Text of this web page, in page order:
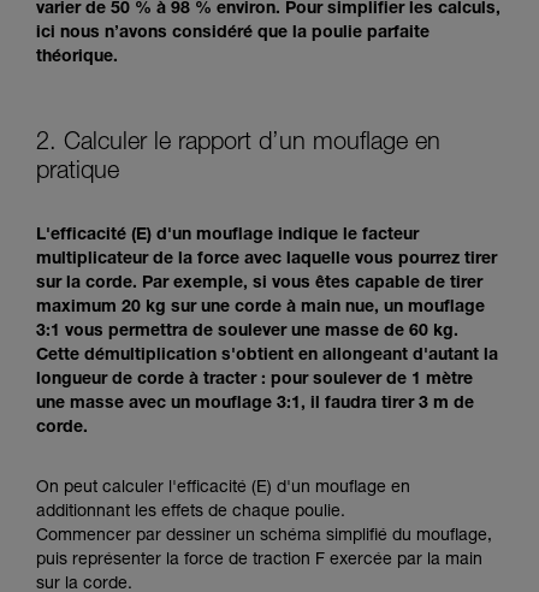
varier de 50 % à 98 % environ. Pour simplifier les calculs,
ici nous n’avons considéré que la poulie parfaite
théorique.
2. Calculer le rapport d’un mouflage en
pratique
L'efficacité (E) d'un mouflage indique le facteur
multiplicateur de la force avec laquelle vous pourrez tirer
sur la corde. Par exemple, si vous êtes capable de tirer
maximum 20 kg sur une corde à main nue, un mouflage
3:1 vous permettra de soulever une masse de 60 kg.
Cette démultiplication s'obtient en allongeant d'autant la
longueur de corde à tracter : pour soulever de 1 mètre
une masse avec un mouflage 3:1, il faudra tirer 3 m de
corde.
On peut calculer l'efficacité (E) d'un mouflage en
additionnant les effets de chaque poulie.
Commencer par dessiner un schéma simplifié du mouflage,
puis représenter la force de traction F exercée par la main
sur la corde.